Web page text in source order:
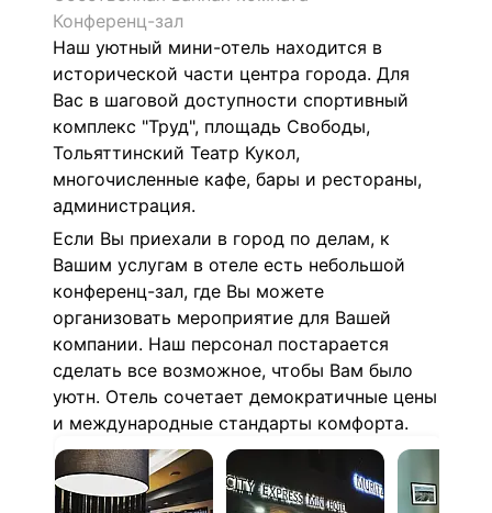
Конференц-зал
Наш уютный мини-отель находится в
исторической части центра города. Для
Вас в шаговой доступности спортивный
комплекс "Труд", площадь Свободы,
Тольяттинский Театр Кукол,
многочисленные кафе, бары и рестораны,
администрация.
Если Вы приехали в город по делам, к
Вашим услугам в отеле есть небольшой
конференц-зал, где Вы можете
организовать мероприятие для Вашей
компании. Наш персонал постарается
сделать все возможное, чтобы Вам было
уютн. Отель сочетает демократичные цены
и международные стандарты комфорта.